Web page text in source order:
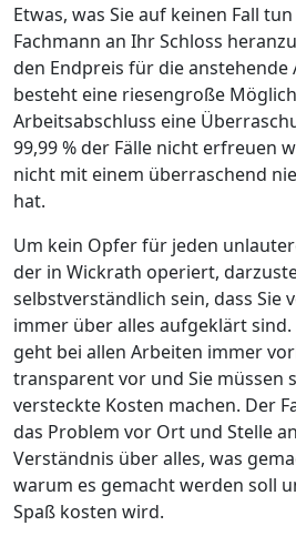
Etwas, was Sie auf keinen Fall
Fachmann an Ihr Schloss
den Endpreis für die anstehende
besteht eine riesengroße
Arbeitsabschluss eine
99,99 % der Fälle nicht erfreuen
nicht mit einem überraschend
hat.
Um kein Opfer für jeden
der in Wickrath operiert,
selbstverständlich sein, dass Sie
immer über alles aufgeklärt
geht bei allen Arbeiten immer
transparent vor und Sie müssen
versteckte Kosten machen. Der
das Problem vor Ort und Stelle
Verständnis über alles, was
warum es gemacht werden soll
Spaß kosten wird.